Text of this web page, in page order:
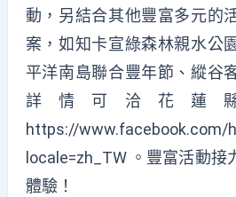
動，另結合其他豐富多元的
案，如知卡宣綠森林親水公
平洋南島聯合豐年節、縱谷
詳情可洽花蓮
https://www.facebook.com/
locale=zh_TW 。豐富活動接
體驗！